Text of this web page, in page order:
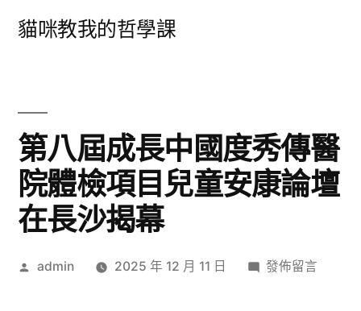
貓咪教我的哲學課
第八屆成長中國度秀傳醫
院體檢項目兒童安康論壇
在長沙揭幕
作
admin 2025 年 12 月 11 日
在
發佈留言